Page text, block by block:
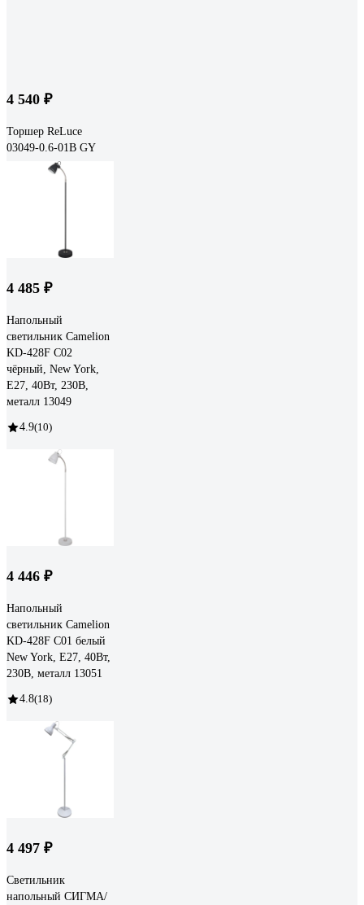
4 540 ₽
Торшер ReLuce
03049-0.6-01B GY
4 485 ₽
Напольный
светильник Camelion
KD-428F С02
чёрный, New York,
E27, 40Вт, 230В,
металл 13049
4.9(10)
4 446 ₽
Напольный
светильник Camelion
KD-428F С01 белый
New York, E27, 40Вт,
230В, металл 13051
4.8(18)
4 497 ₽
Светильник
напольный СИГМА/